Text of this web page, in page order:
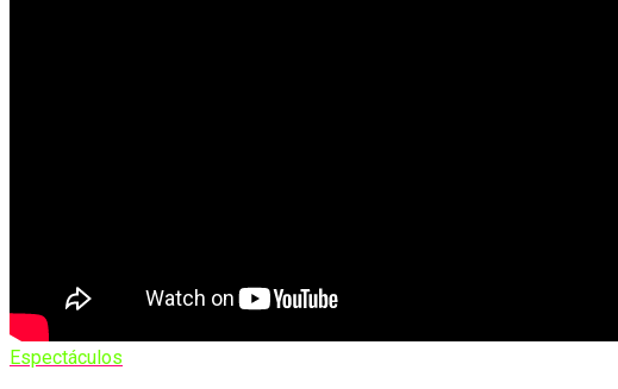
Espectáculos